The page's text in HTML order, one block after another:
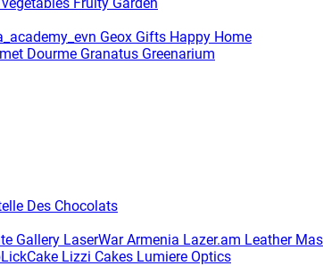
Geox Gifts Happy Home
Dourme Granatus Greenarium
Des Chocolats
Gallery LaserWar Armenia Lazer.am Leather
Lizzi Cakes Lumiere Optics